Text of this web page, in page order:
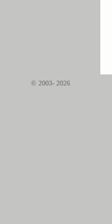
© 2003- 2026